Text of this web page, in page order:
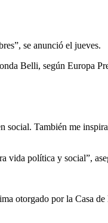
se anunció el jueves.
Belli, según Europa
También me
vida política y social”,
otorgado por la Casa